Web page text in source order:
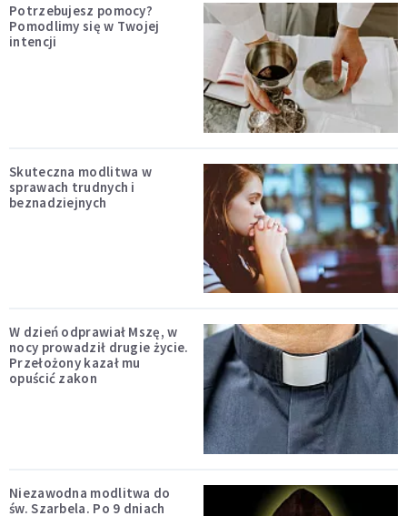
Potrzebujesz pomocy?
Pomodlimy się w Twojej
intencji
Skuteczna modlitwa w
sprawach trudnych i
beznadziejnych
W dzień odprawiał Mszę, w
nocy prowadził drugie życie.
Przełożony kazał mu
opuścić zakon
Niezawodna modlitwa do
św. Szarbela. Po 9 dniach